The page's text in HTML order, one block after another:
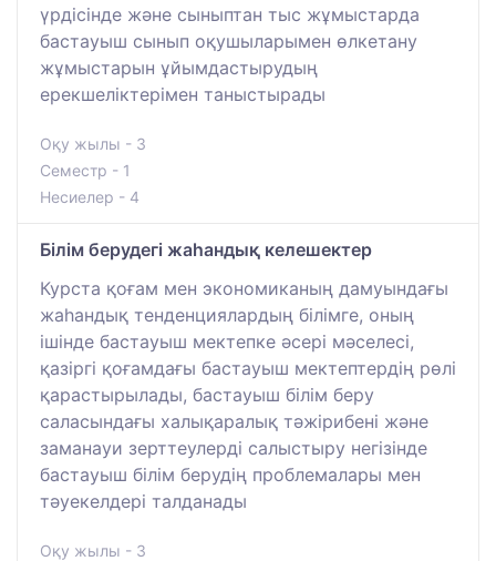
үрдісінде және сыныптан тыс жұмыстарда
бастауыш сынып оқушыларымен өлкетану
жұмыстарын ұйымдастырудың
ерекшеліктерімен таныстырады
Оқу жылы - 3
Семестр - 1
Несиелер - 4
Білім берудегі жаһандық келешектер
Курста қоғам мен экономиканың дамуындағы
жаһандық тенденциялардың білімге, оның
ішінде бастауыш мектепке әсері мәселесі,
қазіргі қоғамдағы бастауыш мектептердің рөлі
қарастырылады, бастауыш білім беру
саласындағы халықаралық тәжірибені және
заманауи зерттеулерді салыстыру негізінде
бастауыш білім берудің проблемалары мен
тәуекелдері талданады
Оқу жылы - 3